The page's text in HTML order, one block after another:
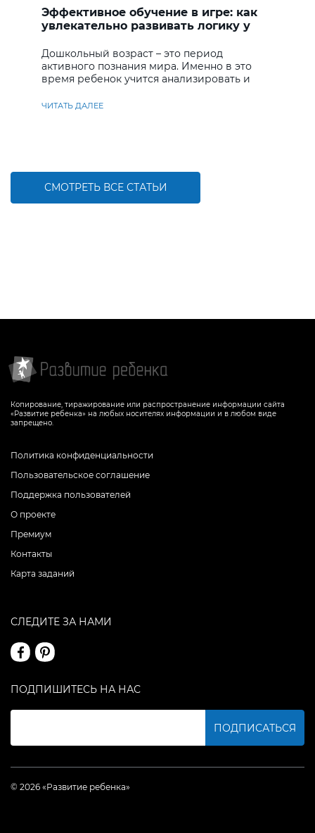
Эффективное обучение в игре: как
увлекательно развивать логику у
Дошкольный возраст – это период
активного познания мира. Именно в это
время ребенок учится анализировать и
ЧИТАТЬ ДАЛЕЕ
СМОТРЕТЬ ВСЕ СТАТЬИ
Копирование, тиражирование или распространение информации сайта
«Развитие ребенка» на любых носителях информации и в любом виде
запрещено.
Политика конфиденциальности
Пользовательское соглашение
Поддержка пользователей
О проекте
Премиум
Контакты
Карта заданий
СЛЕДИТЕ ЗА НАМИ
ПОДПИШИТЕСЬ НА НАС
ПОДПИСАТЬСЯ
© 2026 «Развитие ребенка»